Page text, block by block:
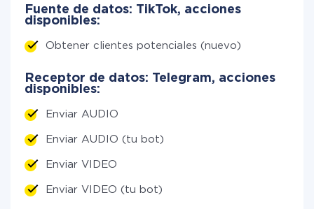
Fuente de datos: TikTok, acciones
disponibles:
Obtener clientes potenciales (nuevo)
Receptor de datos: Telegram, acciones
disponibles:
Enviar AUDIO
Enviar AUDIO (tu bot)
Enviar VIDEO
Enviar VIDEO (tu bot)